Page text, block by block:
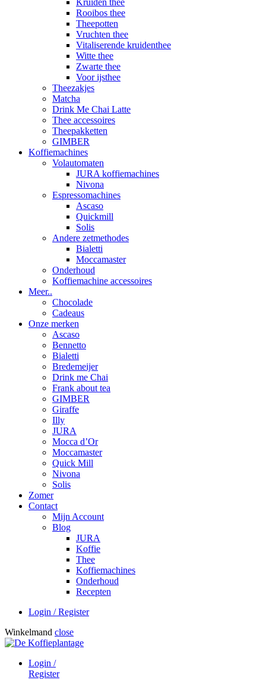
Kruiden thee
Rooibos thee
Theepotten
Vruchten thee
Vitaliserende kruidenthee
Witte thee
Zwarte thee
Voor ijsthee
Theezakjes
Matcha
Drink Me Chai Latte
Thee accessoires
Theepakketten
GIMBER
Koffiemachines
Volautomaten
JURA koffiemachines
Nivona
Espressomachines
Ascaso
Quickmill
Solis
Andere zetmethodes
Bialetti
Moccamaster
Onderhoud
Koffiemachine accessoires
Meer..
Chocolade
Cadeaus
Onze merken
Ascaso
Bennetto
Bialetti
Bredemeijer
Drink me Chai
Frank about tea
GIMBER
Giraffe
Illy
JURA
Mocca d’Or
Moccamaster
Quick Mill
Nivona
Solis
Zomer
Contact
Mijn Account
Blog
JURA
Koffie
Thee
Koffiemachines
Onderhoud
Recepten
Login / Register
Winkelmand close
Login /
Register